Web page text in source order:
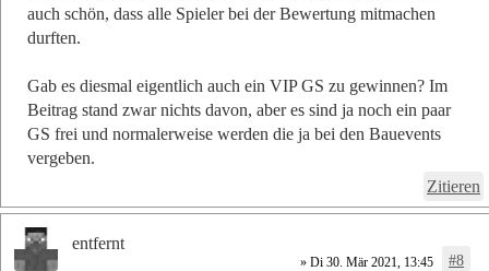
auch schön, dass alle Spieler bei der Bewertung mitmachen
durften.
Gab es diesmal eigentlich auch ein VIP GS zu gewinnen? Im
Beitrag stand zwar nichts davon, aber es sind ja noch ein paar
GS frei und normalerweise werden die ja bei den Bauevents
vergeben.
Zitieren
» Di 30. Mär 2021, 13:45 #8
entfernt